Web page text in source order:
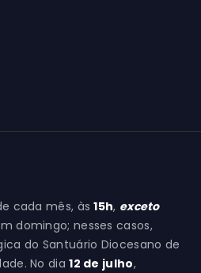
cada mês, às15h, exceto
domingo; nesses casos,
do Santuário Diocesano de
No dia12 de julho,